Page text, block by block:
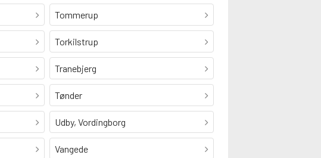
Tommerup
Torkilstrup
Tranebjerg
Tønder
Udby, Vordingborg
Vangede